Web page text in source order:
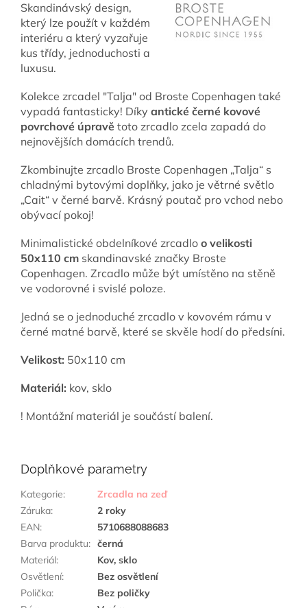
Skandinávský design,
který lze použít v každém
interiéru a který vyzařuje
kus třídy, jednoduchosti a
luxusu.
Kolekce zrcadel "Talja" od Broste Copenhagen také
vypadá fantasticky! Díky antické černé kovové
povrchové úpravě toto zrcadlo zcela zapadá do
nejnovějších domácích trendů.
Zkombinujte zrcadlo Broste Copenhagen „Talja“ s
chladnými bytovými doplňky, jako je větrné světlo
„Cait“ v černé barvě. Krásný poutač pro vchod nebo
obývací pokoj!
Minimalistické obdelníkové zrcadlo o velikosti
50x110 cm skandinavské značky Broste
Copenhagen. Zrcadlo může být umístěno na stěně
ve vodorovné i svislé poloze.
Jedná se o jednoduché zrcadlo v kovovém rámu v
černé matné barvě, které se skvěle hodí do předsíni.
Velikost: 50x110 cm
Materiál: kov, sklo
! Montážní materiál je součástí balení.
Doplňkové parametry
Kategorie:
Zrcadla na zeď
Záruka:
2 roky
EAN:
5710688088683
Barva produktu: černá
Materiál:
Kov, sklo
Osvětlení:
Bez osvětlení
Polička:
Bez poličky